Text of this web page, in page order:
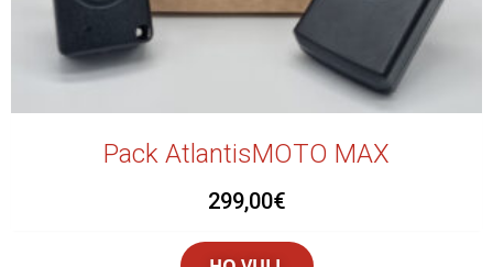
Pack AtlantisMOTO MAX
299,00€